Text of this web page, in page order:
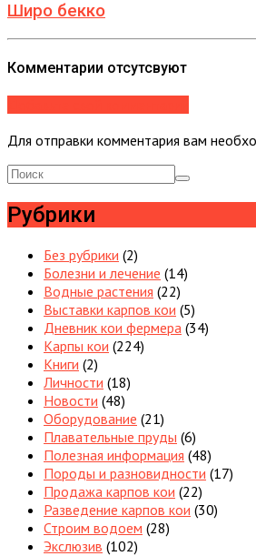
Широ бекко
Комментарии отсутсвуют
Для отправки комментария вам
Рубрики
Без рубрики (2)
Болезни и лечение (14)
Водные растения (22)
Выставки карпов кои (5)
Дневник кои фермера (34)
Карпы кои (224)
Книги (2)
Личности (18)
Новости (48)
Оборудование (21)
Плавательные пруды (6)
Полезная информация (48)
Породы и разновидности (17)
Продажа карпов кои (22)
Разведение карпов кои (30)
Строим водоем (28)
Экслюзив (102)